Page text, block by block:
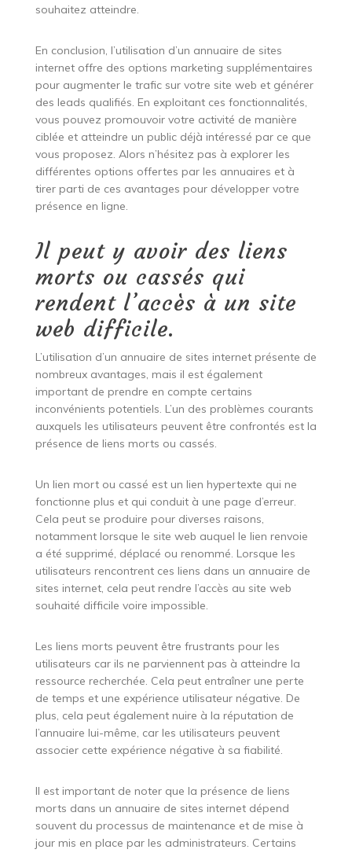
souhaitez atteindre.
En conclusion, l’utilisation d’un annuaire de sites
internet offre des options marketing supplémentaires
pour augmenter le trafic sur votre site web et générer
des leads qualifiés. En exploitant ces fonctionnalités,
vous pouvez promouvoir votre activité de manière
ciblée et atteindre un public déjà intéressé par ce que
vous proposez. Alors n’hésitez pas à explorer les
différentes options offertes par les annuaires et à
tirer parti de ces avantages pour développer votre
présence en ligne.
Il peut y avoir des liens
morts ou cassés qui
rendent l’accès à un site
web difficile.
L’utilisation d’un annuaire de sites internet présente de
nombreux avantages, mais il est également
important de prendre en compte certains
inconvénients potentiels. L’un des problèmes courants
auxquels les utilisateurs peuvent être confrontés est la
présence de liens morts ou cassés.
Un lien mort ou cassé est un lien hypertexte qui ne
fonctionne plus et qui conduit à une page d’erreur.
Cela peut se produire pour diverses raisons,
notamment lorsque le site web auquel le lien renvoie
a été supprimé, déplacé ou renommé. Lorsque les
utilisateurs rencontrent ces liens dans un annuaire de
sites internet, cela peut rendre l’accès au site web
souhaité difficile voire impossible.
Les liens morts peuvent être frustrants pour les
utilisateurs car ils ne parviennent pas à atteindre la
ressource recherchée. Cela peut entraîner une perte
de temps et une expérience utilisateur négative. De
plus, cela peut également nuire à la réputation de
l’annuaire lui-même, car les utilisateurs peuvent
associer cette expérience négative à sa fiabilité.
Il est important de noter que la présence de liens
morts dans un annuaire de sites internet dépend
souvent du processus de maintenance et de mise à
jour mis en place par les administrateurs. Certains